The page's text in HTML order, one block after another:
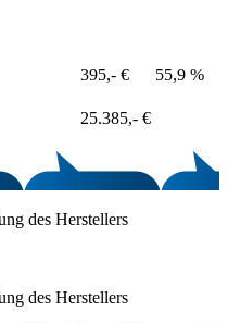
395,- € 55,9 %
25.385,- €
des Herstellers
des Herstellers